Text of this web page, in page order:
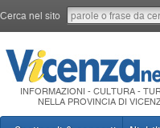
Cerca nel sito
INFORMAZIONI - CULTURA -
NELLA PROVINCIA DI